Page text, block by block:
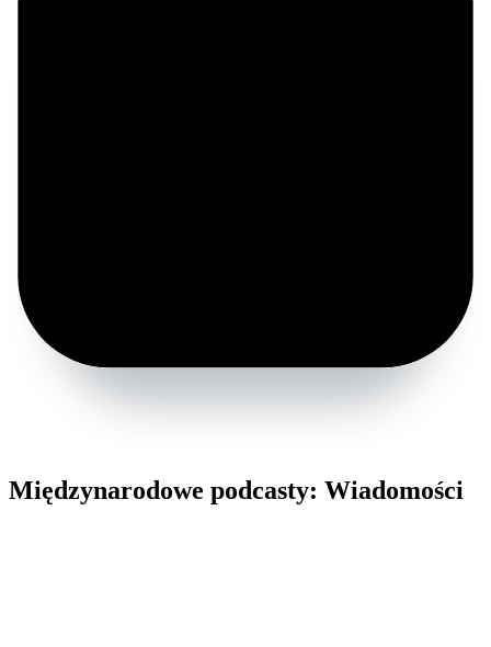
Międzynarodowe podcasty: Wiadomości